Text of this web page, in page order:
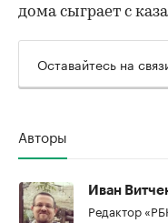
дома сыграет с
Оставайтесь на
Авторы
Иван
Редактор